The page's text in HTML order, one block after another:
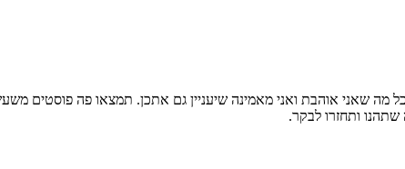
מה שאני אוהבת ואני מאמינה שיעניין גם אתכן. תמצאו פה פוסטים